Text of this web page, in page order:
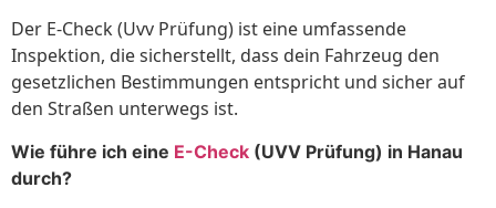
Der E-Check (Uvv Prüfung) ist eine umfassende
Inspektion, die sicherstellt, dass dein Fahrzeug den
gesetzlichen Bestimmungen entspricht und sicher auf
den Straßen unterwegs ist.
Wie führe ich eine E-Check (UVV Prüfung) in Hanau
durch?